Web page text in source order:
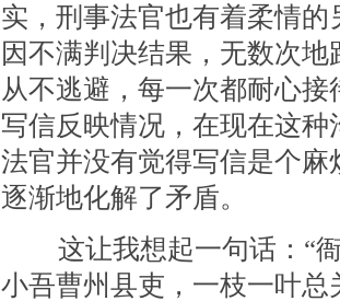
实，刑事法官也有着柔情
因不满判决结果，无数次
从不逃避，每一次都耐心
写信反映情况，在现在这
法官并没有觉得写信是个
逐渐地化解了矛盾。
这让我想起一句话：“衙
小吾曹州县吏，一枝一叶